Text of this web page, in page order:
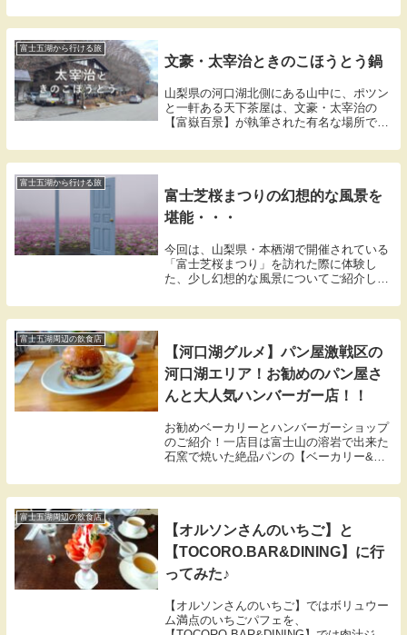
富士五湖から行ける旅
文豪・太宰治ときのこほうとう鍋
山梨県の河口湖北側にある山中に、ポツン
と一軒ある天下茶屋は、文豪・太宰治の
【富嶽百景】が執筆された有名な場所で
が名物で、素朴で心も温かくなる美味しい
ほうとうでした。
富士五湖から行ける旅
富士芝桜まつりの幻想的な風景を
堪能・・・
今回は、山梨県・本栖湖で開催されている
「富士芝桜まつり」を訪れた際に体験し
た、少し幻想的な風景についてご紹介しま
見かけ、これは見に行くしかないと、居て
も立ってもいられず現地へ向かいました。
富士五湖周辺の飲食店
【河口湖グルメ】パン屋激戦区の
河口湖エリア！お勧めのパン屋さ
んと大人気ハンバーガー店！！
お勧めベーカリーとハンバーガーショップ
のご紹介！一店目は富士山の溶岩で出来た
石窯で焼いた絶品パンの【ベーカリー&カ
界御用達のハンバーガーショップ【ムース
ヒルズバーガー（MOOSE HILLS
富士五湖周辺の飲食店
【オルソンさんのいちご】と
【TOCORO.BAR&DINING】に行
ってみた♪
【オルソンさんのいちご】ではボリュウー
ム満点のいちごパフェを、